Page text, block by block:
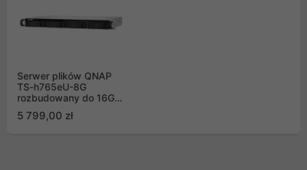
Serwer plików QNAP
TS-h765eU-8G
rozbudowany do 16G
5 799,00 zł